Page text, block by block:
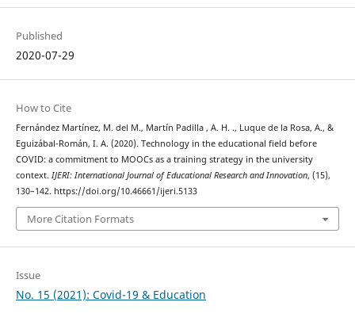
Published
2020-07-29
How to Cite
Fernández Martínez, M. del M., Martín Padilla , A. H. ., Luque de la Rosa, A., &
Eguizábal-Román, I. A. (2020). Technology in the educational field before
COVID: a commitment to MOOCs as a training strategy in the university
context. IJERI: International Journal of Educational Research and Innovation, (15),
130–142. https://doi.org/10.46661/ijeri.5133
More Citation Formats
Issue
No. 15 (2021): Covid-19 & Education